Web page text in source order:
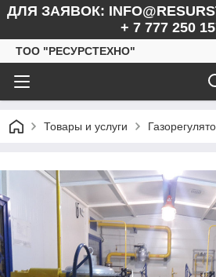
ДЛЯ ЗАЯВОК:
+ 7 777 250
ТОО "РЕСУРСТЕХНО"
Товары и услуги